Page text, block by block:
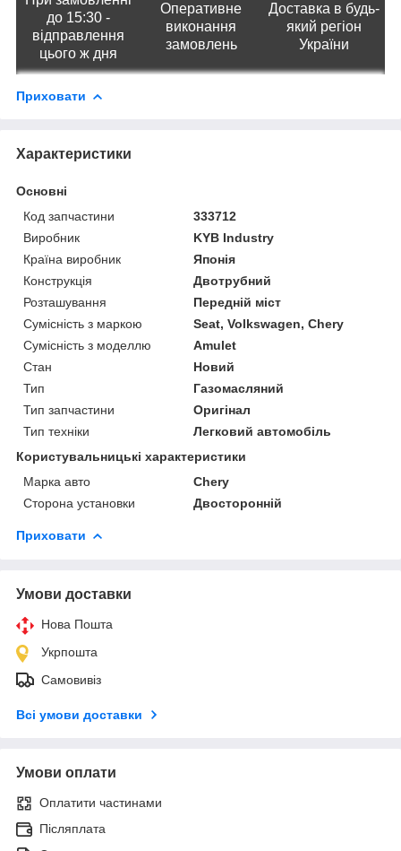
до 15:30 -
відправлення
цього ж дня
Оперативне
виконання
замовлень
Доставка в будь-
який регіон
України
Приховати
Характеристики
Основні
Код запчастини
333712
Виробник
KYB Industry
Країна виробник
Японія
Конструкція
Двотрубний
Розташування
Передній міст
Сумісність з маркою
Seat, Volkswagen, Chery
Сумісність з моделлю
Amulet
Стан
Новий
Тип
Газомасляний
Тип запчастини
Оригінал
Тип техніки
Легковий автомобіль
Користувальницькі характеристики
Марка авто
Chery
Сторона установки
Двосторонній
Приховати
Умови доставки
Нова Пошта
Укрпошта
Самовивіз
Всі умови доставки
Умови оплати
Оплатити частинами
Післяплата